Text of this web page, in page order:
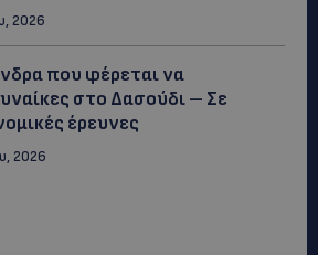
2026
που φέρεται να
στο Δασούδι – Σε
έρευνες
2026